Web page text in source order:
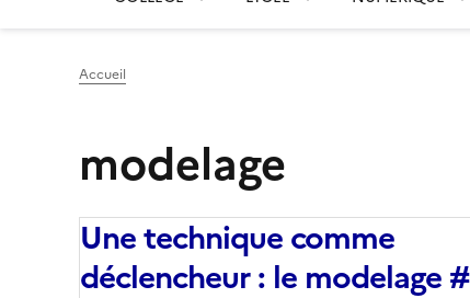
Accueil
modelage
Une technique comme
déclencheur : le modelage #